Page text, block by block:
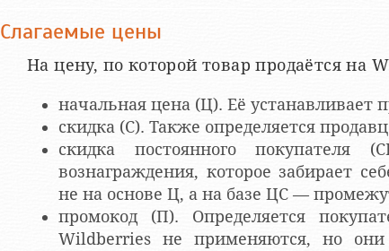
Слагаемые цены
На цену, по которой товар продаётся на
начальная цена (Ц). Её устанавливает
скидка (С). Также определяется
скидка постоянного покупателя
вознаграждения, которое забирает
не на основе Ц, а на базе ЦС —
промокод (П). Определяется
Wildberries не применяются, но они